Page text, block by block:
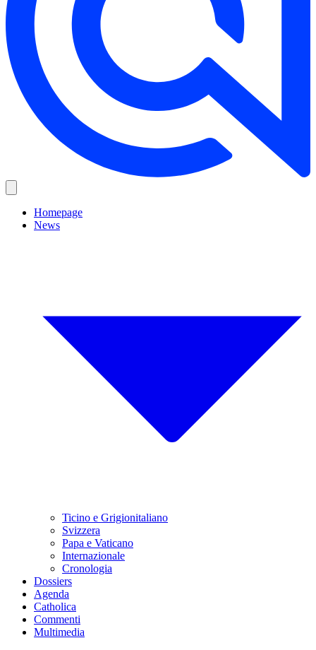
Homepage
News
Ticino e Grigionitaliano
Svizzera
Papa e Vaticano
Internazionale
Cronologia
Dossiers
Agenda
Catholica
Commenti
Multimedia